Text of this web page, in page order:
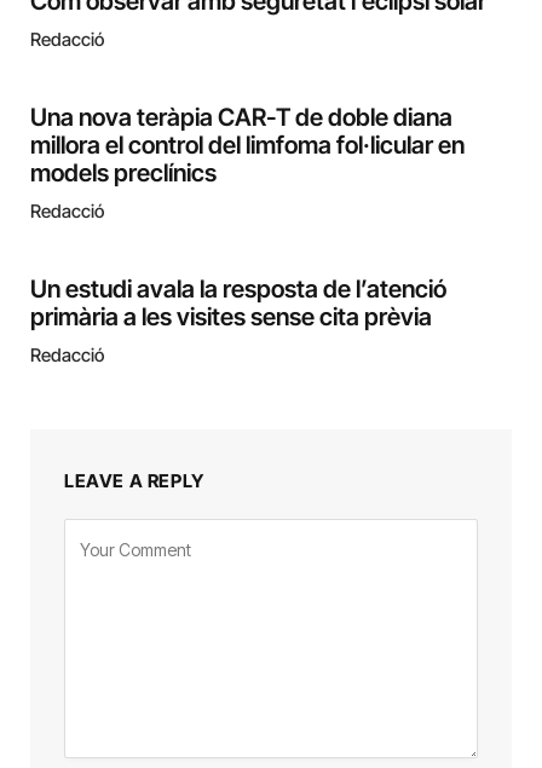
Redacció
Una nova teràpia CAR-T de doble diana
millora el control del limfoma fol·licular en
models preclínics
Redacció
Un estudi avala la resposta de l’atenció
primària a les visites sense cita prèvia
Redacció
LEAVE A REPLY